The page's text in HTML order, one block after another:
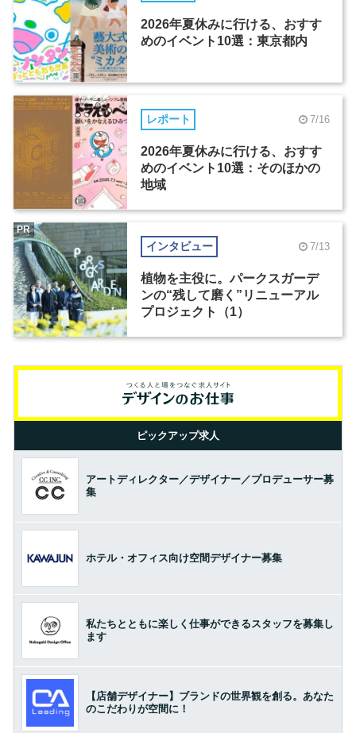
2026年夏休みに行ける、おすす
めのイベント10選：東京都内
レポート 7/16
2026年夏休みに行ける、おすす
めのイベント10選：そのほかの
地域
インタビュー 7/13
植物を主役に。パークスガーデ
ンの“残して磨く”リニューアル
プロジェクト（1）
PR
ピックアップ求人
アートディレクター／デザイナー／プロデューサー募
集
ホテル・オフィス向け空間デザイナー募集
私たちとともに楽しく仕事ができるスタッフを募集し
ます
【店舗デザイナー】ブランドの世界観を創る。あなた
のこだわりが空間に！